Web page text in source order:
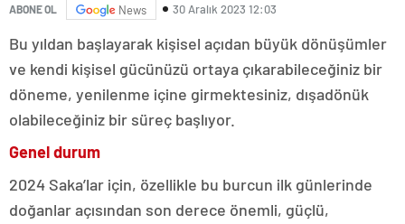
ABONE OL News 30 Aralık 2023 12:03
Bu yıldan başlayarak kişisel açıdan büyük dönüşümler
ve kendi kişisel gücünüzü ortaya çıkarabileceğiniz bir
döneme, yenilenme içine girmektesiniz, dışadönük
olabileceğiniz bir süreç başlıyor.
Genel durum
2024 Saka’lar için, özellikle bu burcun ilk günlerinde
doğanlar açısından son derece önemli, güçlü,